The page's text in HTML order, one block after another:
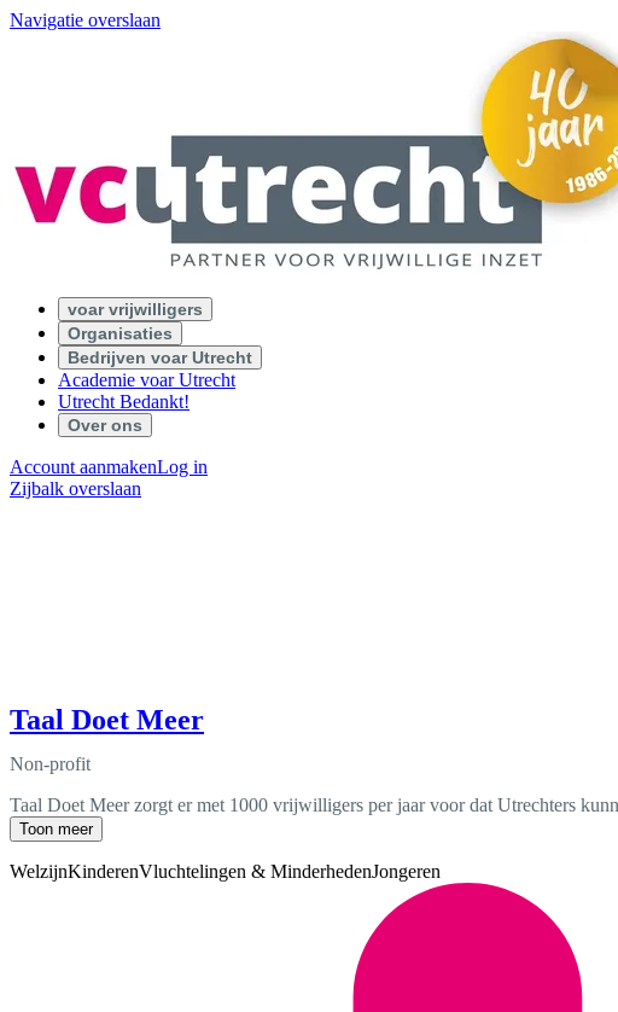
Navigatie overslaan
voar vrijwilligers
Organisaties
Bedrijven voar Utrecht
Academie voar Utrecht
Utrecht Bedankt!
Over ons
Account aanmakenLog in
Zijbalk overslaan
Taal Doet Meer
Non-profit
Taal Doet Meer zorgt er met 1000 vrijwilligers per jaar voor dat Utrechters
Toon meer
WelzijnKinderenVluchtelingen & MinderhedenJongeren